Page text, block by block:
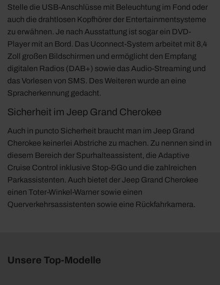
Stelle die USB-Anschlüsse mit Beleuchtung im Fond oder
auch die drahtlosen Kopfhörer der Entertainmentsysteme
zu erwähnen. Je nach Ausstattung ist sogar ein DVD-
Player mit an Bord. Das Uconnect-System arbeitet mit 8,4
Zoll großen Bildschirmen und ermöglicht den Empfang
digitalen Radios (DAB+) sowie das Audio-Streaming und
das Vorlesen von SMS. Des Weiteren wurde an eine
Spracherkennung gedacht.
Sicherheit im Jeep Grand Cherokee
Auch in puncto Sicherheit braucht man im Jeep Grand
Cherokee keinerlei Abstriche zu machen. Zu nennen sind in
diesem Bereich der Spurhalteassistent, die Adaptive
Cruise Control inklusive Stop-&Go und die zahlreichen
Parkassistenten. Auch bietet der Jeep Grand Cherokee
einen Toter-Winkel-Warner sowie einen
Querverkehrsassistenten sowie eine Rückfahrkamera.
Unsere Top-Modelle